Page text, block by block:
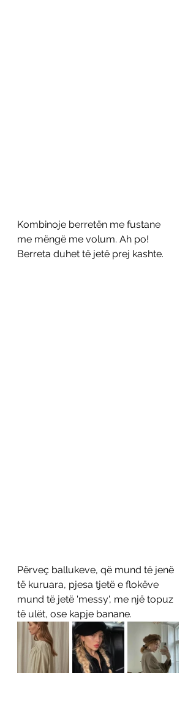
Kombinoje berretën me fustane
me mëngë me volum. Ah po!
Berreta duhet të jetë prej kashte.
Përveç ballukeve, që mund të jenë
të kuruara, pjesa tjetë e flokëve
mund të jetë 'messy', me një topuz
të ulët, ose kapje banane.